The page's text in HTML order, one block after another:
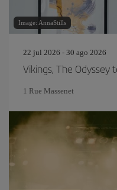
Image: AnnaStills
22 jul 2026 - 30 ago 2026
Vikings, The
1 Rue Massenet